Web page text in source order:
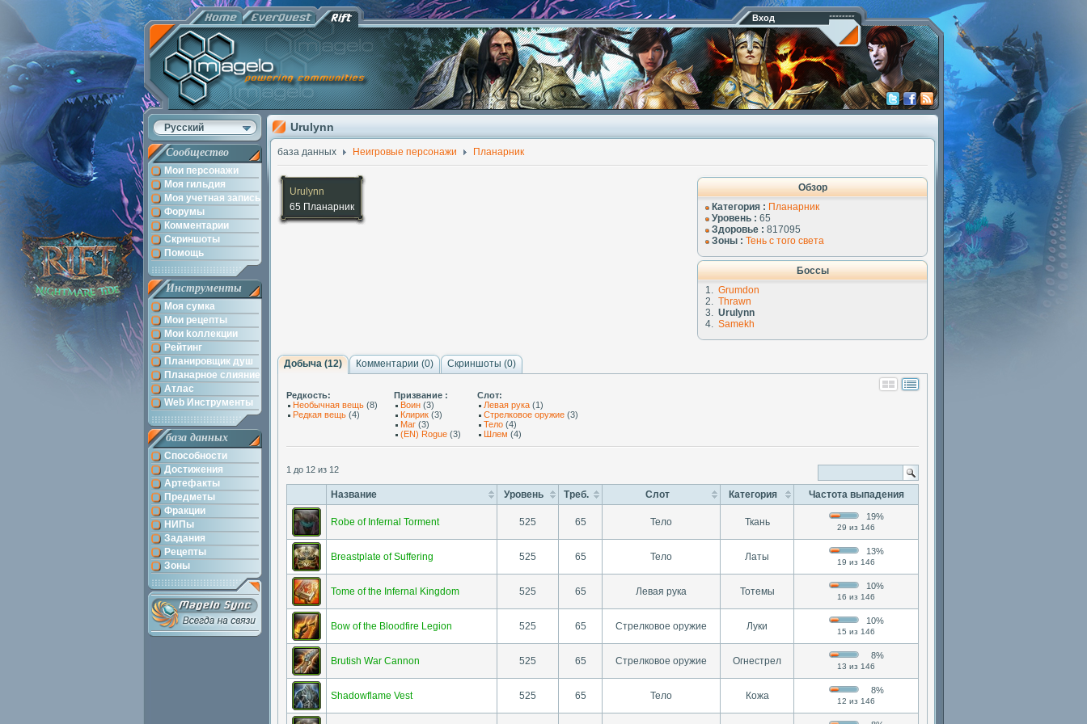
Вход
Русский
Сообщество
Мои персонажи
Моя гильдия
Моя учетная запись
Форумы
Комментарии
Скриншоты
Помощь
Инструменты
Моя сумка
Мои рецепты
Мои kоллекции
Рейтинг
Планировщик душ
Планарное слияние
Атлас
Web Инструменты
база данных
Способности
Достижения
Артефакты
Предметы
Фракции
НИПы
Задания
Рецепты
Зоны
Urulynn
база данных Неигровые персонажи Планарник
Обзор
Категория : Планарник
Уровень : 65
Здоровье : 817095
Зоны : Тень с того света
Боссы
1. Grumdon
2. Thrawn
3. Urulynn
4. Samekh
Urulynn
65 Планарник
Добыча (12) Комментарии (0) Скриншоты (0)
Редкость:
Необычная вещь (8)
Редкая вещь (4)
Призвание :
Воин (3)
Клирик (3)
Маг (3)
(EN) Rogue (3)
Слот:
Левая рука (1)
Стрелковое оружие (3)
Тело (4)
Шлем (4)
1 до 12 из 12
Название Уровень Треб. Слот Категория Частота выпадения
Robe of Infernal Torment 525 65 Тело Ткань 19%
29 из 146
Breastplate of Suffering 525 65 Тело Латы 13%
19 из 146
Tome of the Infernal Kingdom 525 65 Левая рука Тотемы 10%
16 из 146
Bow of the Bloodfire Legion 525 65 Стрелковое оружие Луки 10%
15 из 146
Brutish War Cannon 525 65 Стрелковое оружие Огнестрел 8%
13 из 146
Shadowflame Vest 525 65 Тело Кожа 8%
12 из 146